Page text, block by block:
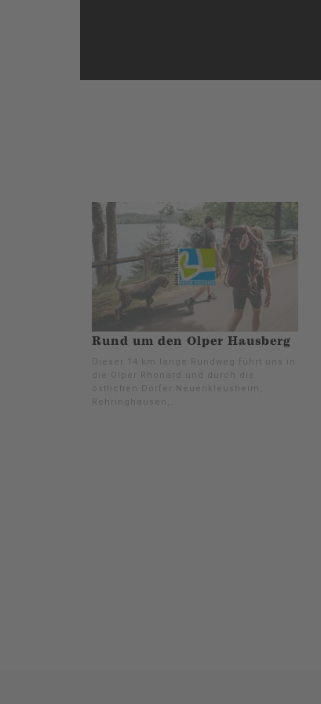
Rund um den Olper Hausberg
Dieser 14 km lange Rundweg führt uns in
die Olper Rhonard und durch die
östlichen Dörfer Neuenkleusheim,
Rehringhausen,.